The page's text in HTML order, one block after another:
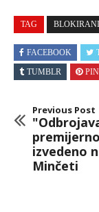
TAG BLOKIRANI
FACEBOOK
TUMBLR
Previous Post
premijerno
izvedeno
Minčeti